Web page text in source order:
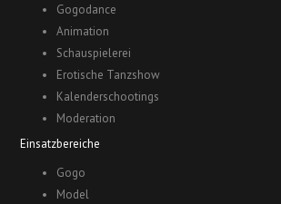
Gogodance
Animation
Schauspielerei
Erotische Tanzshow
Kalenderschootings
Moderation
Einsatzbereiche
Gogo
Model